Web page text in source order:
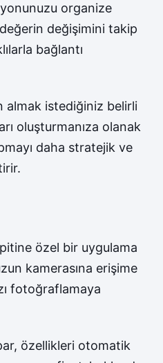
organize
değişimini takip
bağlantı
almak istediğiniz belirli
oluşturmanıza olanak
daha stratejik ve
özel bir uygulama
kamerasına erişime
fotoğraflamaya
özellikleri otomatik